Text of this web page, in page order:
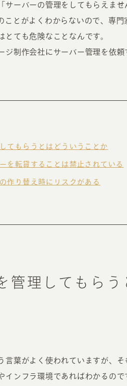
の重要性
会社概要
あ
ユ
サーバーの管理をしてもらえま
ことがよくわからないので、専
とても危険なことなんです。
ジ制作会社にサーバー管理を依頼
てもらうとはどういうことか
を転貸することは禁止されている
作り替え時にリスクがある
管理してもらう
言葉がよく使われていますが、
インフラ環境であればわかるの